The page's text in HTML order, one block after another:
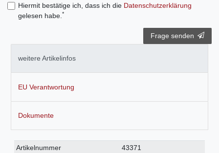
Hiermit bestätige ich, dass ich die Daten­schutz­erklärung
gelesen habe. *
Frage senden
weitere Artikelinfos
EU Verantwortung
Dokumente
Technisches
Wert
Artikelnummer 43371